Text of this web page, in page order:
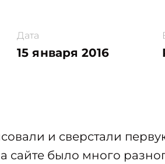
Дата
15 января 2016
и сверстали
сайте было много